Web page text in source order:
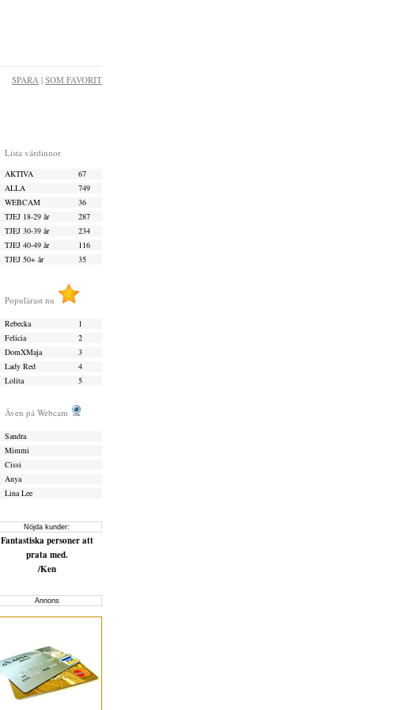
SPARA | SOM FAVORIT
Lista värdinnor
AKTIVA
67
ALLA
749
WEBCAM
36
TJEJ 18-29 år
287
TJEJ 30-39 år
234
TJEJ 40-49 år
116
TJEJ 50+ år
35
Populärast nu
Rebecka
1
Felicia
2
DomXMaja
3
Lady Red
4
Lolita
5
Även på Webcam
Sandra
Mimmi
Cissi
Anya
Lina Lee
Nöjda kunder:
Fantastiska personer att
prata med.
/Ken
Annons